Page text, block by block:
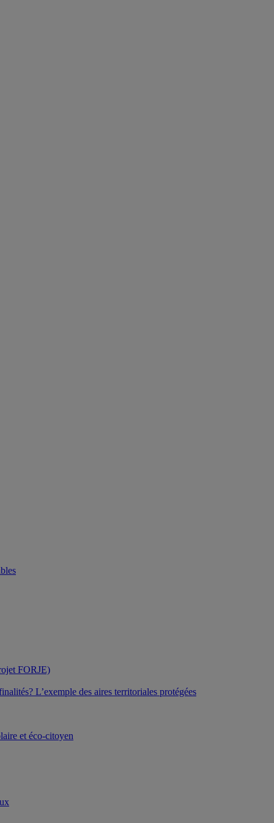
FORJE)
L’exemple des aires territoriales protégées
et éco-citoyen